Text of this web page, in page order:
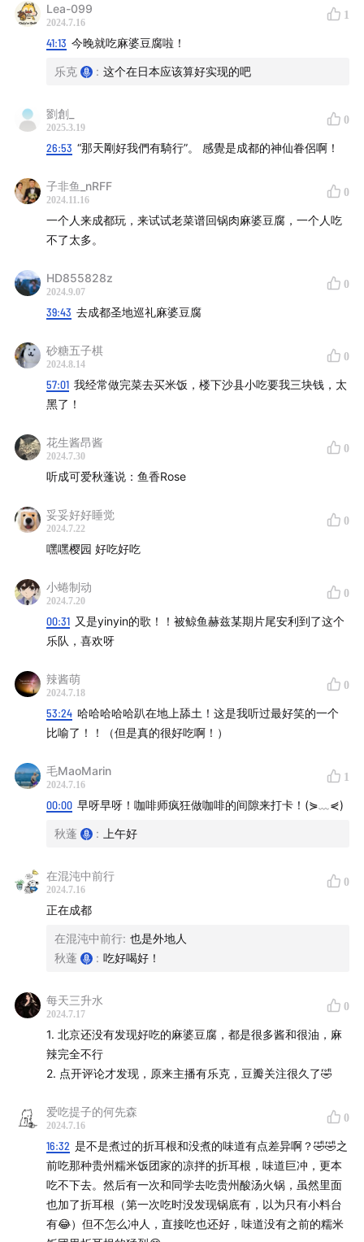
永乐饭店
老菜谱老川菜
包家兄弟牛肉饭店
莲莲莲莲（咖啡、凉拌鸡等）
竹林白肉
省国防科工办二招老食堂
《鲸鱼赫兹》的秋蓬、乐克
《饭桌上的家》的小样、Tiantong
欢迎大家在苹果播客、小宇宙、喜马拉雅、网易云音乐、
QQ音乐、汽水儿等音频平台订阅本节目。如有反馈或合作
需求，请发邮件至289004133@qq.com，大家也可以在
新浪微博搜索「鲸鱼赫兹」找到我们。
Lea-099
2024.7.16
1
41:13 今晚就吃麻婆豆腐啦！
乐克 : 这个在日本应该算好实现的吧
劉創_
2025.3.19
0
26:53 “那天剛好我們有騎行”。 感覺是成都的神仙眷侶啊！
子非鱼_nRFF
2024.11.16
0
一个人来成都玩，来试试老菜谱回锅肉麻婆豆腐，一个人吃
不了太多。
HD855828z
2024.9.07
0
39:43 去成都圣地巡礼麻婆豆腐
砂糖五子棋
2024.8.14
0
57:01 我经常做完菜去买米饭，楼下沙县小吃要我三块钱，太
黑了！
花生酱昂酱
2024.7.30
0
听成可爱秋蓬说：鱼香Rose
妥妥好好睡觉
2024.7.22
0
嘿嘿樱园 好吃好吃
小蜷制动
2024.7.20
0
00:31 又是yinyin的歌！！被鲸鱼赫兹某期片尾安利到了这个
乐队，喜欢呀
辣酱萌
2024.7.18
0
53:24 哈哈哈哈哈趴在地上舔土！这是我听过最好笑的一个
比喻了！！（但是真的很好吃啊！）
毛MaoMarin
2024.7.16
1
00:00 早呀早呀！咖啡师疯狂做咖啡的间隙来打卡！(⋟﹏⋞)
秋蓬 : 上午好
在混沌中前行
2024.7.16
0
正在成都
在混沌中前行: 也是外地人
秋蓬
: 吃好喝好！
每天三升水
2024.7.17
0
1. 北京还没有发现好吃的麻婆豆腐，都是很多酱和很油，麻
辣完全不行
2. 点开评论才发现，原来主播有乐克，豆瓣关注很久了🤣
爱吃提子的何先森
2024.7.16
0
16:32 是不是煮过的折耳根和没煮的味道有点差异啊？🤣🤣之
前吃那种贵州糯米饭团家的凉拌的折耳根，味道巨冲，更本
吃不下去。然后有一次和同学去吃贵州酸汤火锅，虽然里面
也加了折耳根（第一次吃时没发现锅底有，以为只有小料台
有😂）但不怎么冲人，直接吃也还好，味道没有之前的糯米